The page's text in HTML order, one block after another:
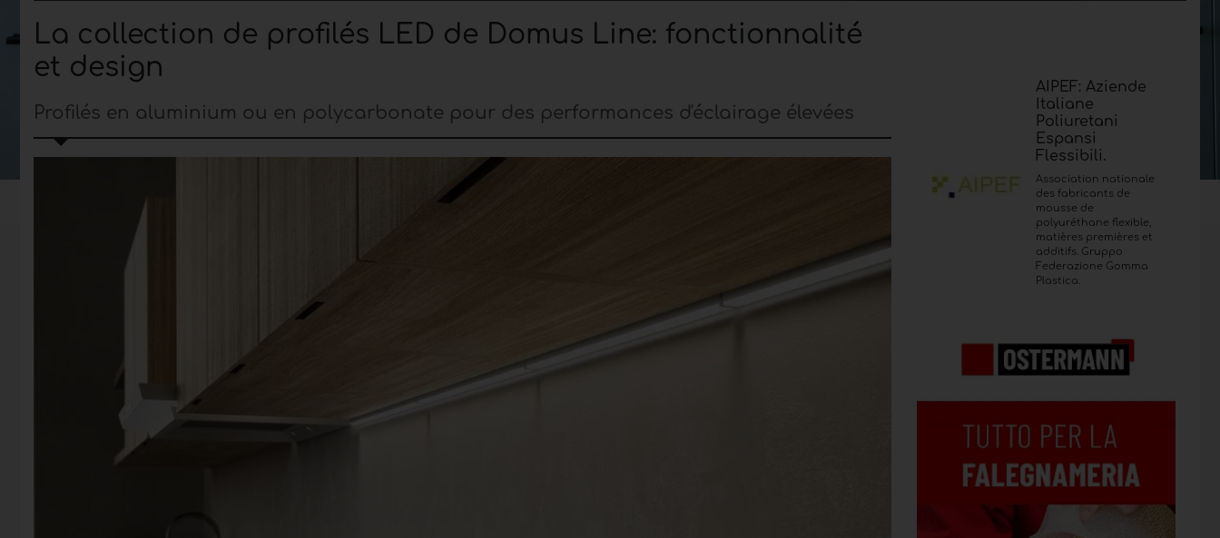
La collection de profilés LED de Domus Line: fonctionnalité
et design
Profilés en aluminium ou en polycarbonate pour des performances d'éclairage élevées
AIPEF: Aziende
Italiane
Poliuretani
Espansi
Flessibili.
Association nationale
des fabricants de
mousse de
polyuréthane flexible,
matières premières et
additifs. Gruppo
Federazione Gomma
Plastica.